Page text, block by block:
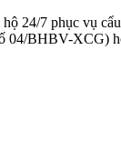
24/7 phục vụ
BHBV-XCG)